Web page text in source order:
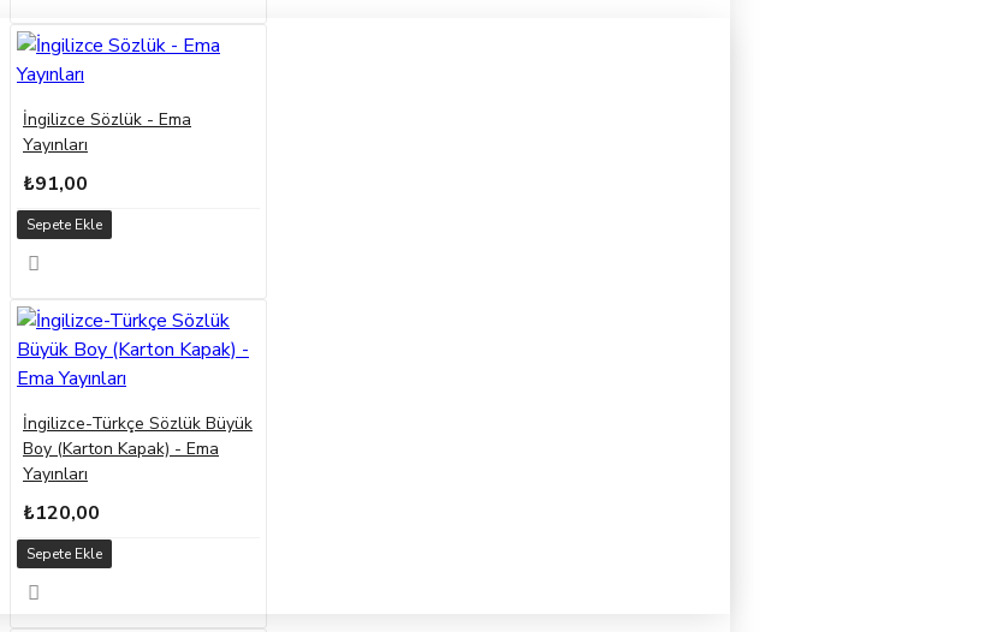
İngilizce Sözlük - Ema
Yayınları
₺91,00
Sepete Ekle
İngilizce-Türkçe Sözlük Büyük
Boy (Karton Kapak) - Ema
Yayınları
₺120,00
Sepete Ekle